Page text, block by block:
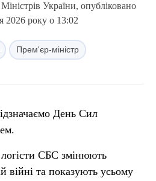
України, опубліковано
2026 року о 13:02
Прем'єр-міністр
День Сил
СБС змінюють
війні та показують усьому